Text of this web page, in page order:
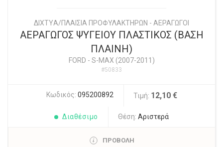
ΔΙΧΤYΑ/ΠΛΑΙΣΙΑ ΠΡΟΦΥΛΑΚΤΗΡΩΝ - ΑΕΡΑΓΩΓΟΙ
ΑΕΡΑΓΩΓΟΣ ΨΥΓΕΙΟΥ ΠΛΑΣΤΙΚΟΣ (ΒΑΣΗ
ΠΛΑΙΝΗ)
FORD - S-MAX (2007-2011)
#50833
Κωδικός: 095200892 Τιμή: 12,10 €
Διαθέσιμο Θέση: Αριστερά
ΠΡΟΒΟΛΗ